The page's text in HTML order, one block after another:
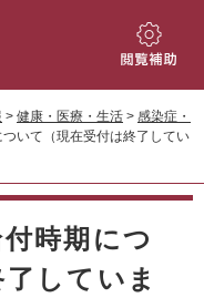
閲
補
助
> 健康・医療・生活 > 感染症・
いて（現在受付は終了してい
時期につ
していま